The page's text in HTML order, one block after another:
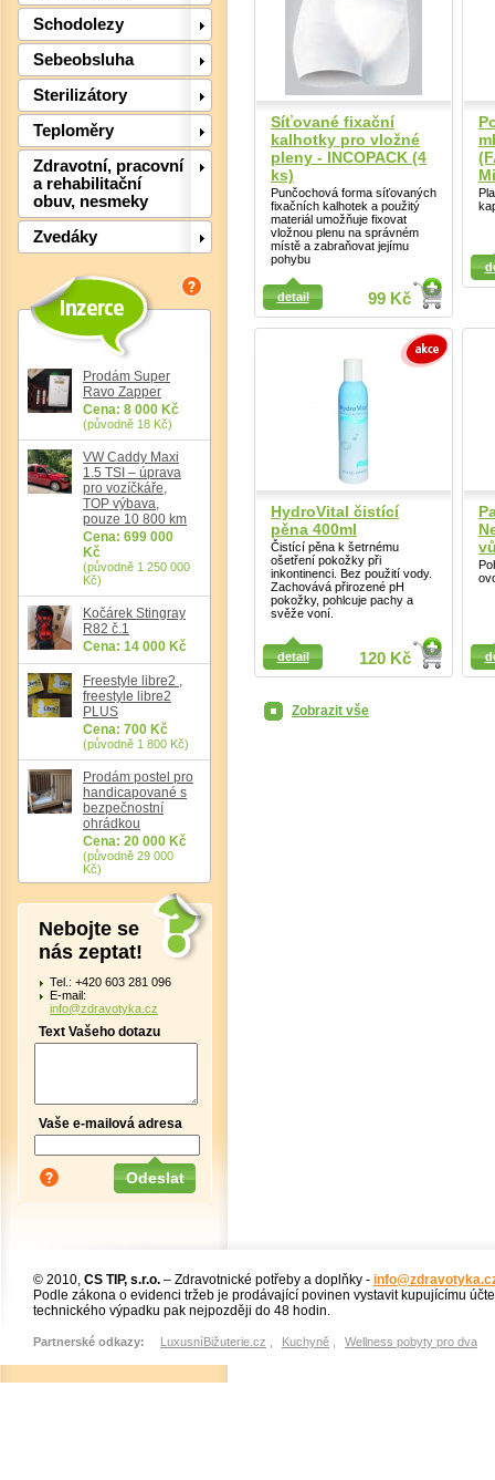
Schodolezy
Sebeobsluha
Sterilizátory
Teploměry
Zdravotní, pracovní
a rehabilitační
obuv, nesmeky
Zvedáky
Prodám Super
Ravo Zapper
Cena: 8 000 Kč
(původně 18 Kč)
VW Caddy Maxi
1.5 TSI – úprava
pro vozíčkáře,
TOP výbava,
pouze 10 800 km
Cena: 699 000
Kč
(původně 1 250 000
Kč)
Kočárek Stingray
R82 č.1
Cena: 14 000 Kč
Freestyle libre2 ,
freestyle libre2
PLUS
Cena: 700 Kč
(původně 1 800 Kč)
Prodám postel pro
handicapované s
bezpečnostní
ohrádkou
Cena: 20 000 Kč
(původně 29 000
Kč)
Nebojte se
nás zeptat!
Tel.: +420 603 281 096
E-mail:
info@zdravotyka.cz
Text Vašeho dotazu
Vaše e-mailová adresa
Síťované fixační
kalhotky pro vložné
pleny - INCOPACK (4
ks)
Punčochová forma síťovaných
fixačních kalhotek a použitý
materiál umožňuje fixovat
vložnou plenu na správném
místě a zabraňovat jejímu
pohybu
99 Kč
detail
Detail
Detail
HydroVital čistící
pěna 400ml
Čistící pěna k šetrnému
ošetření pokožky při
inkontinenci. Bez použití vody.
Zachovává přirozené pH
pokožky, pohlcuje pachy a
svěže voní.
120 Kč
detail
Detail
Detail
Zobrazit vše
© 2010, CS TIP, s.r.o. – Zdravotnické potřeby a doplňky -
Podle zákona o evidenci tržeb je prodávající povinen vystavit kupujícímu
technického výpadku pak nejpozději do 48 hodin.
Partnerské odkazy: LuxusníBižuterie.cz Kuchyně Wellness pobyty pro dva